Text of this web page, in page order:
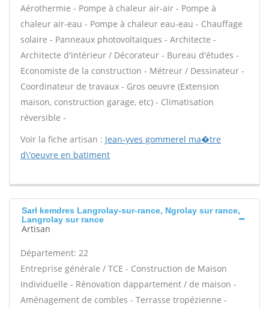
Aérothermie - Pompe à chaleur air-air - Pompe à
chaleur air-eau - Pompe à chaleur eau-eau - Chauffage
solaire - Panneaux photovoltaïques - Architecte -
Architecte d'intérieur / Décorateur - Bureau d'études -
Economiste de la construction - Métreur / Dessinateur -
Coordinateur de travaux - Gros oeuvre (Extension
maison, construction garage, etc) - Climatisation
réversible -
Voir la fiche artisan : Jean-yves gommerel ma�tre
d\'oeuvre en batiment
Sarl kemdres Langrolay-sur-rance, Ngrolay sur rance,
Langrolay sur rance
Artisan
Département: 22
Entreprise générale / TCE - Construction de Maison
Individuelle - Rénovation dappartement / de maison -
Aménagement de combles - Terrasse tropézienne -